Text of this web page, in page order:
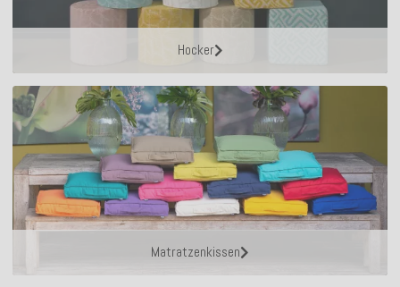
Hocker
Matratzenkissen